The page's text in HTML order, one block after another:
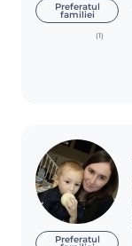
Preferatul
familiei
(1)
Preferatul